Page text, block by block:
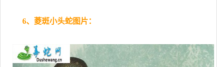
6、菱斑小头蛇图片：